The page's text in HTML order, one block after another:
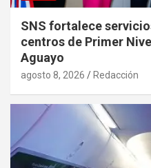
SNS fortalece
centros de Primer
Aguayo
agosto 8, 2026 Redacción